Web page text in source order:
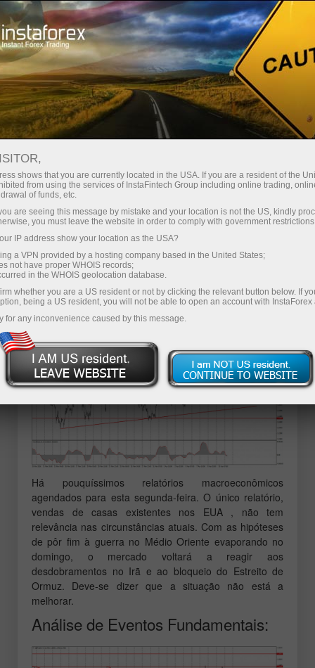
Para Traders Análise Forex
Revisões Analíticas
Fundamental analysis
13.04.2026 02:32 PM
O que acompanhar no dia 13 de abril?
Análise de eventos fundamentais para
iniciantes
Análise de Relatórios
Macroeconômicos:
Há pouquíssimos relatórios macroeconômicos
agendados para esta segunda‑feira. O único relatório,
vendas de casas existentes nos EUA , não tem
relevância nas circunstâncias atuais. Com as hipóteses
de pôr fim à guerra no Médio Oriente evaporando no
domingo, o mercado voltará a reagir aos
desdobramentos no Irã e ao bloqueio do Estreito de
Ormuz. Deve‑se dizer que a situação não está a
melhorar.
Análise de Eventos Fundamentais:
shows that you are currently located in the USA. If you are a resident of the
from using the services of InstaFintech Group including online trading,
of funds, etc.
are seeing this message by mistake and your location is not the US, kindly
you must leave the website in order to comply with government
IP address show your location as the USA?
a VPN provided by a hosting company based in the United States;
not have proper WHOIS records;
in the WHOIS geolocation database.
whether you are a US resident or not by clicking the relevant button below. If
being a US resident, you will not be able to open an account with InstaForex
for any inconvenience caused by this message.